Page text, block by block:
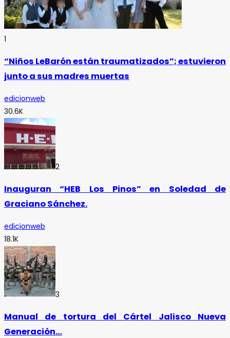
1
“Niños LeBarón están traumatizados”; estuvieron
junto a sus madres muertas
edicionweb
30.6K
2
Inauguran “HEB Los Pinos” en Soledad de
Graciano Sánchez.
edicionweb
18.1K
3
Manual de tortura del Cártel Jalisco Nueva
Generación…